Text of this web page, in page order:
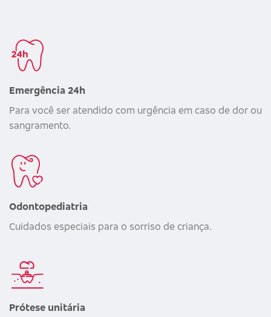
Emergência 24h
Para você ser atendido com urgência em caso de dor ou
sangramento.
Odontopediatria
Cuidados especiais para o sorriso de criança.
Prótese unitária